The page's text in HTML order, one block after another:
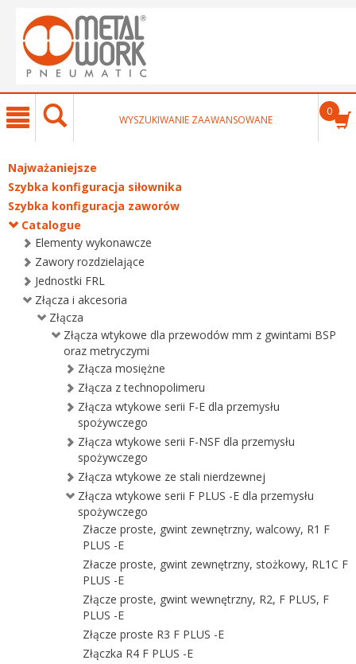
text.skipToContent
text.skipToNavigation
WYSZUKIWANIE ZAAWANSOWANE
0
Najważaniejsze
Szybka konfiguracja siłownika
Szybka konfiguracja zaworów
Catalogue
Elementy wykonawcze
Zawory rozdzielające
Jednostki FRL
Złącza i akcesoria
Złącza
Złącza wtykowe dla przewodów mm z gwintami BSP
oraz metryczymi
Złącza mosiężne
Złącza z technopolimeru
Złącza wtykowe serii F-E dla przemysłu
spożywczego
Złącza wtykowe serii F-NSF dla przemysłu
spożywczego
Złącza wtykowe ze stali nierdzewnej
Złącza wtykowe serii F PLUS -E dla przemysłu
spożywczego
Złacze proste, gwint zewnętrzny, walcowy, R1 F
PLUS -E
Złacze proste, gwint zewnętrzny, stożkowy, RL1C F
PLUS -E
Złącze proste, gwint wewnętrzny, R2, F PLUS, F
PLUS -E
Złącze proste R3 F PLUS -E
Złączka R4 F PLUS -E